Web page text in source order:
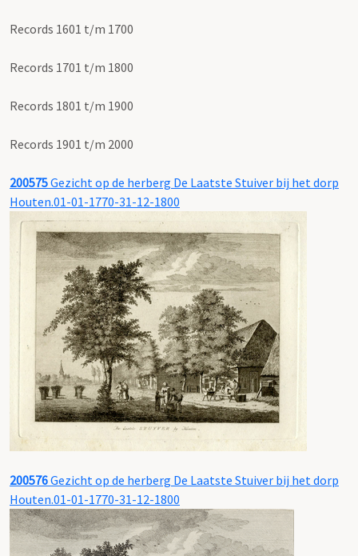
Records 1601 t/m 1700
Records 1701 t/m 1800
Records 1801 t/m 1900
Records 1901 t/m 2000
200575Gezicht op de herberg De Laatste Stuiver bij het dorp
Houten.01-01-1770-31-12-1800
200576Gezicht op de herberg De Laatste Stuiver bij het dorp
Houten.01-01-1770-31-12-1800